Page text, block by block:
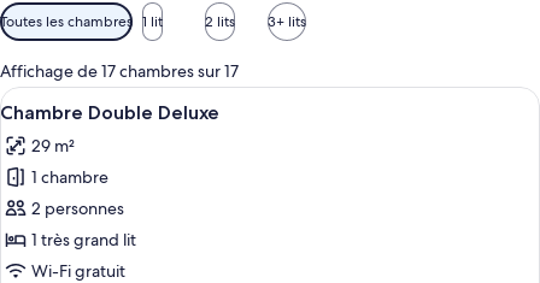
Filtres
disponibles
pour
les
chambres
Toutes les chambres 1 lit 2 lits 3+ lits
Affichage de 17 chambres sur 17
Afficher
toutes
les
photos
pour
ce
type
Une chambre d’hôtel moderne
9
Chambre Double Deluxe
29 m²
1 chambre
2 personnes
1 très grand lit
Wi-Fi gratuit